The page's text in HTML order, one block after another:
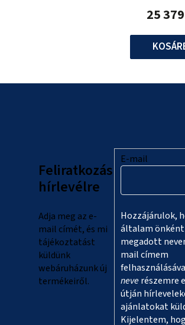
25
Feliratkozás
hírlevélre
Adja meg az e-
mail címét, és mi
tájékoztatást
küldünk
webáruházunk új
termékeiről.
E-mail
Hozzájárulok,
általam önként
megadott
mail címem
neverészemre
útján
ajánlatokat
Kijelentem,